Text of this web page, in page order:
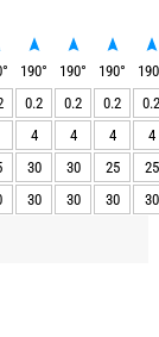
° 190° 190° 190°
190
0.2 0.2 0.2
0.2
4 4 4
4
30 30 25
25
30 30 30 30